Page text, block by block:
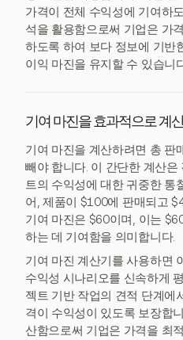
가격이 전체 수익성에 기여하
석을 활용함으로써 기업은 가
하도록 하여 보다 정보에 기반
이익 마진을 유지할 수 있습니
기여 마진을 효과적으로 계
기여 마진을 계산하려면 총 판
빼야 합니다. 이 간단한 계산은
트의 수익성에 대한 귀중한 통
어, 제품이 $100에 판매되고
기여 마진은 $60이며, 이는
하는 데 기여함을 의미합니다.
기여 마진 계산기를 사용하면
수익성 시나리오를 신속하게
젝트 기반 작업의 견적 단계에
격이 수익성이 있도록 보장합
산함으로써 기업은 가격을 최